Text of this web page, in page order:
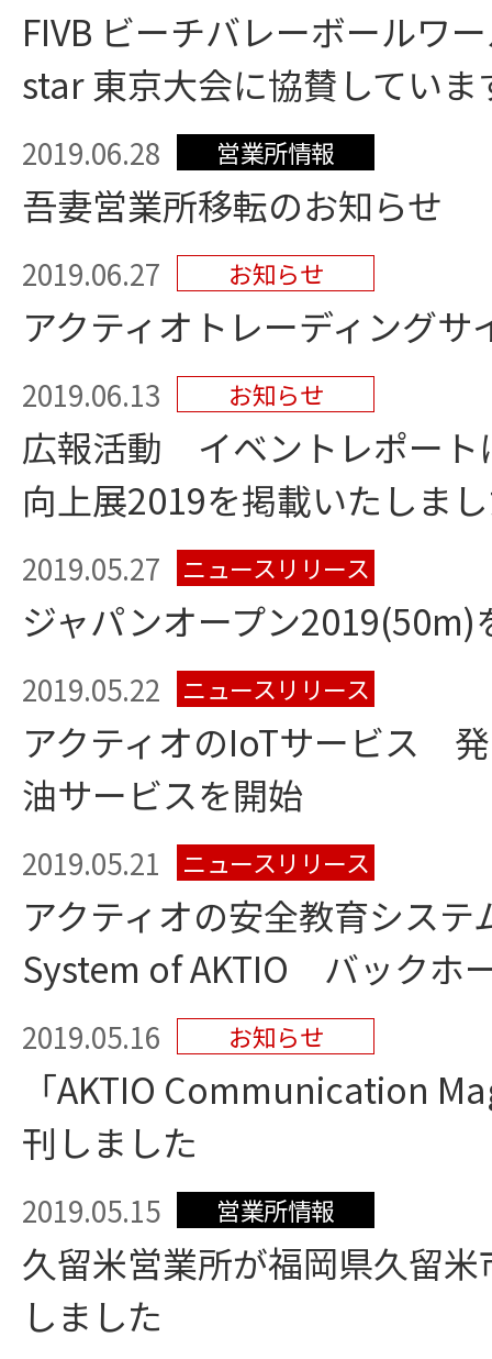
FIVB ビーチバレーボールワ
star 東京大会に協賛していま
2019.06.28 営業所情報
吾妻営業所移転のお知らせ
2019.06.27 お知らせ
アクティオトレーディング
2019.06.13 お知らせ
広報活動 イベントレポート
向上展2019を掲載いたしま
2019.05.27 ニュースリリース
ジャパンオープン2019(50m)
2019.05.22 ニュースリリース
アクティオのIoTサービス
油サービスを開始
2019.05.21 ニュースリリース
アクティオの安全教育シス
System of AKTIO バックホ
2019.05.16 お知らせ
「AKTIO Communication
刊しました
2019.05.15 営業所情報
久留米営業所が福岡県久留
しました